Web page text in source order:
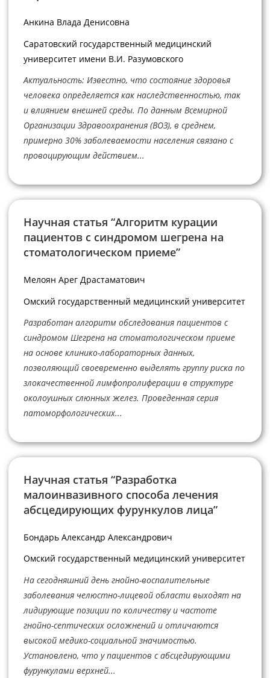
Анкина Влада Денисовна
Саратовский государственный медицинский
университет имени В.И. Разумовского
Актуальность: Известно, что состояние здоровья
человека определяется как наследственностью, так
и влиянием внешней среды. По данным Всемирной
Организации Здравоохранения (ВОЗ), в среднем,
примерно 30% заболеваемости населения связано с
провоцирующим действием...
Научная статья “Алгоритм курации
пациентов с синдромом шегрена на
стоматологическом приеме”
Мелоян Арег Драстаматович
Омский государственный медицинский университет
Разработан алгоритм обследования пациентов с
синдромом Шегрена на стоматологическом приеме
на основе клинико-лабораторных данных,
позволяющий своевременно выделять группу риска по
злокачественной лимфопролиферации в структуре
околоушных слюнных желез. Проведенная серия
патоморфологических...
Научная статья “Разработка
малоинвазивного способа лечения
абсцедирующих фурункулов лица”
Бондарь Александр Александрович
Омский государственный медицинский университет
На сегодняшний день гнойно-воспалительные
заболевания челюстно-лицевой области выходят на
лидирующие позиции по количеству и частоте
гнойно-септических осложнений и отличаются
высокой медико-социальной значимостью.
Установлено, что у пациентов с абсцедирующими
фурункулами верхней...